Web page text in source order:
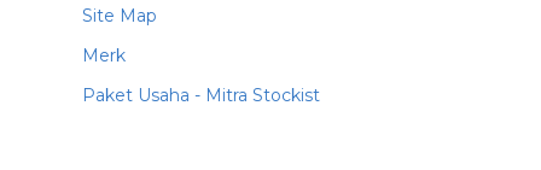
Site Map
Merk
Paket Usaha - Mitra Stockist